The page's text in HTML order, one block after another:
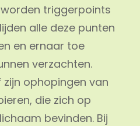
triggerpoints
alle deze punten
en ernaar toe
verzachten.
ophopingen van
die zich op
bevinden. Bij